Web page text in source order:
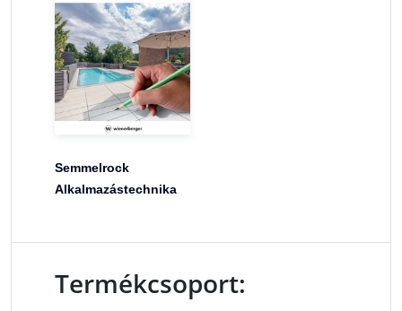
Semmelrock
Alkalmazástechnika
Termékcsoport: